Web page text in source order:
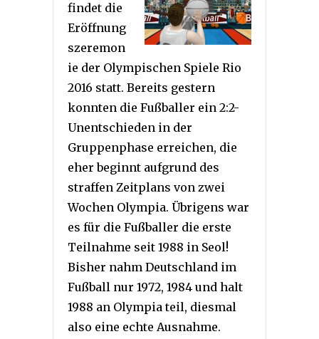
findet die
Eröffnung
szeremon
ie der Olympischen Spiele Rio
2016 statt. Bereits gestern
konnten die Fußballer ein 2:2-
Unentschieden in der
Gruppenphase erreichen, die
eher beginnt aufgrund des
straffen Zeitplans von zwei
Wochen Olympia. Übrigens war
es für die Fußballer die erste
Teilnahme seit 1988 in Seol!
Bisher nahm Deutschland im
Fußball nur 1972, 1984 und halt
1988 an Olympia teil, diesmal
also eine echte Ausnahme.